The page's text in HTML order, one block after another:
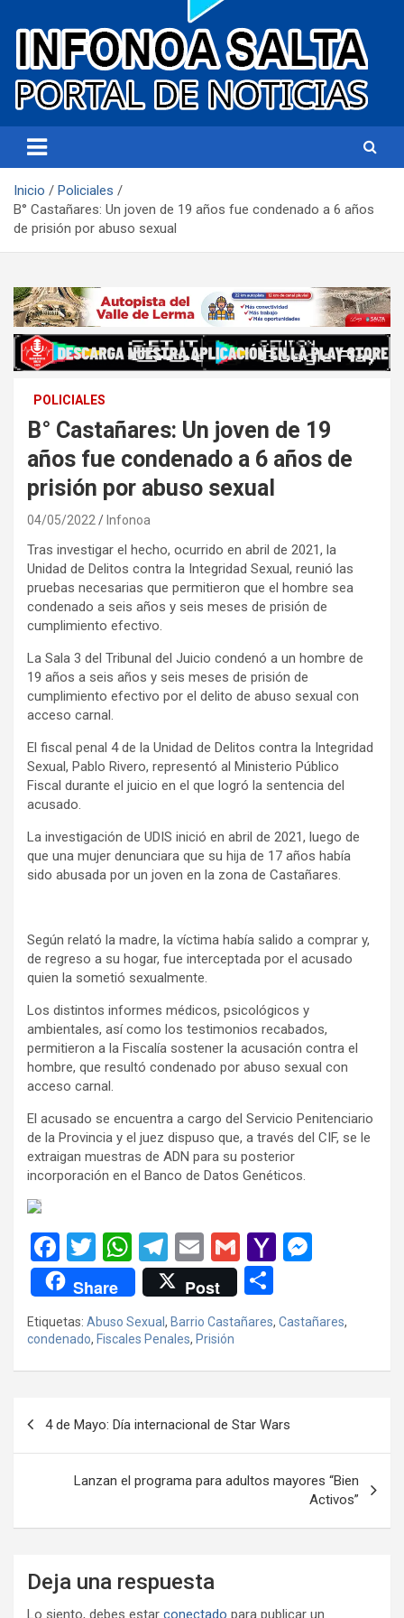
Infonoa Salta
Inicio
Policiales
B° Castañares: Un joven de 19 años fue condenado a 6 años
de prisión por abuso sexual
POLICIALES
B° Castañares: Un joven de 19
años fue condenado a 6 años de
prisión por abuso sexual
04/05/2022 Infonoa
Tras investigar el hecho, ocurrido en abril de 2021, la
Unidad de Delitos contra la Integridad Sexual, reunió las
pruebas necesarias que permitieron que el hombre sea
condenado a seis años y seis meses de prisión de
cumplimiento efectivo.
La Sala 3 del Tribunal del Juicio condenó a un hombre de
19 años a seis años y seis meses de prisión de
cumplimiento efectivo por el delito de abuso sexual con
acceso carnal.
El fiscal penal 4 de la Unidad de Delitos contra la Integridad
Sexual, Pablo Rivero, representó al Ministerio Público
Fiscal durante el juicio en el que logró la sentencia del
acusado.
La investigación de UDIS inició en abril de 2021, luego de
que una mujer denunciara que su hija de 17 años había
sido abusada por un joven en la zona de Castañares.
Según relató la madre, la víctima había salido a comprar y,
de regreso a su hogar, fue interceptada por el acusado
quien la sometió sexualmente.
Los distintos informes médicos, psicológicos y
ambientales, así como los testimonios recabados,
permitieron a la Fiscalía sostener la acusación contra el
hombre, que resultó condenado por abuso sexual con
acceso carnal.
El acusado se encuentra a cargo del Servicio Penitenciario
de la Provincia y el juez dispuso que, a través del CIF, se le
extraigan muestras de ADN para su posterior
incorporación en el Banco de Datos Genéticos.
F
a
ce
b
o
k
T
wi
tt
er
W
h
at
s
A
p
T
el
e
gr
a
E
m
ail
G
m
ail
Y
o
o
ail
n
g
Share Post
o
m
p
tir
Etiquetas: Abuso Sexual , Barrio Castañares, Castañares,
condenado, Fiscales Penales, Prisión
entradas
4 de Mayo: Día internacional de Star Wars
Lanzan el programa para adultos mayores “Bien
Activos”
Deja una respuesta
Lo siento, debes estar conectado para publicar un